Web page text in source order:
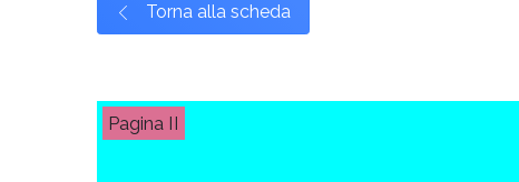
Torna alla scheda
II